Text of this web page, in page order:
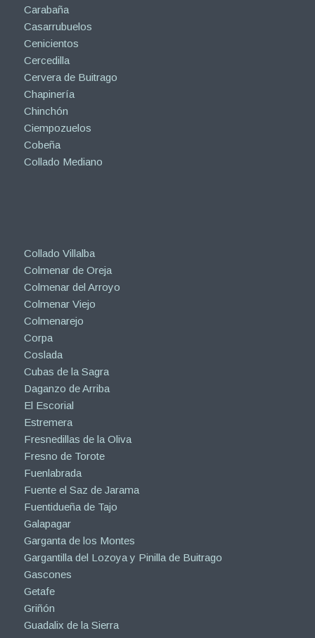
Carabaña
Casarrubuelos
Cenicientos
Cercedilla
Cervera de Buitrago
Chapinería
Chinchón
Ciempozuelos
Cobeña
Collado Mediano
Collado Villalba
Colmenar de Oreja
Colmenar del Arroyo
Colmenar Viejo
Colmenarejo
Corpa
Coslada
Cubas de la Sagra
Daganzo de Arriba
El Escorial
Estremera
Fresnedillas de la Oliva
Fresno de Torote
Fuenlabrada
Fuente el Saz de Jarama
Fuentidueña de Tajo
Galapagar
Garganta de los Montes
Gargantilla del Lozoya y Pinilla de Buitrago
Gascones
Getafe
Griñón
Guadalix de la Sierra